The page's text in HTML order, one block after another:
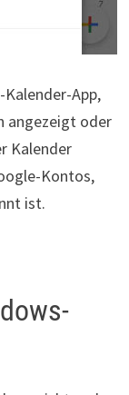
App,
angezeigt oder
Kalender
Kontos,
ist.